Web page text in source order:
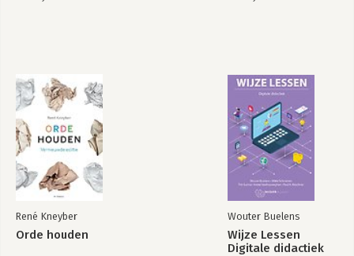
Competentiegerichte
kennisontwikkeling
Docent!
René Kneyber
Orde houden
Wouter Buelens
Wijze Lessen
Digitale didactiek